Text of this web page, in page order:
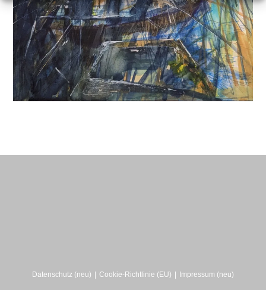
Datenschutz (neu) Cookie-Richtlinie (EU) Impressum (neu)